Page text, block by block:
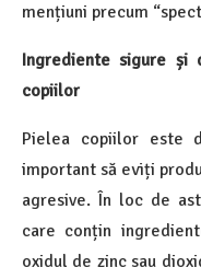
mențiuni precum
Ingrediente sigure și
copiilor
Pielea copiilor este
important să eviți
agresive. În loc de
care conțin
oxidul de zinc sau